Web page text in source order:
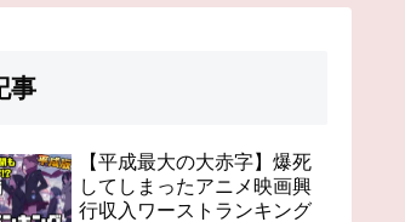
事
【平成最大の大赤字】爆死
してしまったアニメ映画興
行収入ワーストランキング